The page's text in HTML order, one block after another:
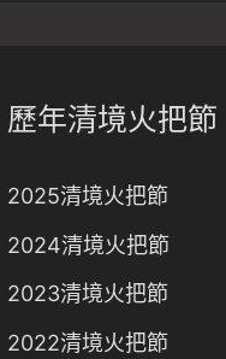
歷年清境火把節
2025清境火把節
2024清境火把節
2023清境火把節
2022清境火把節